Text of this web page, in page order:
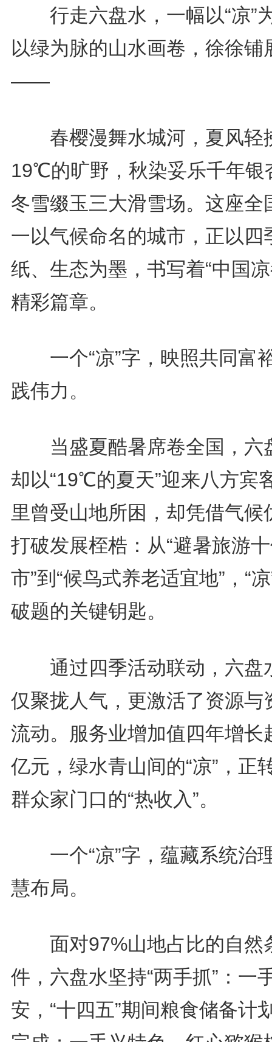
行走六盘水，一幅以“凉”
以绿为脉的山水画卷，徐徐铺
——
春樱漫舞水城河，夏风轻
19℃的旷野，秋染妥乐千年银
冬雪缀玉三大滑雪场。这座全
一以气候命名的城市，正以四
纸、生态为墨，书写着“中国
精彩篇章。
一个“凉”字，映照共同富
践伟力。
当盛夏酷暑席卷全国，六
却以“19℃的夏天”迎来八方宾
里曾受山地所困，却凭借气候
打破发展桎梏：从“避暑旅游
市”到“候鸟式养老适宜地”，“
破题的关键钥匙。
通过四季活动联动，六盘
仅聚拢人气，更激活了资源与
流动。服务业增加值四年增长
亿元，绿水青山间的“凉”，正
群众家门口的“热收入”。
一个“凉”字，蕴藏系统治
慧布局。
面对97%山地占比的自然
件，六盘水坚持“两手抓”：一
安，“十四五”期间粮食储备计